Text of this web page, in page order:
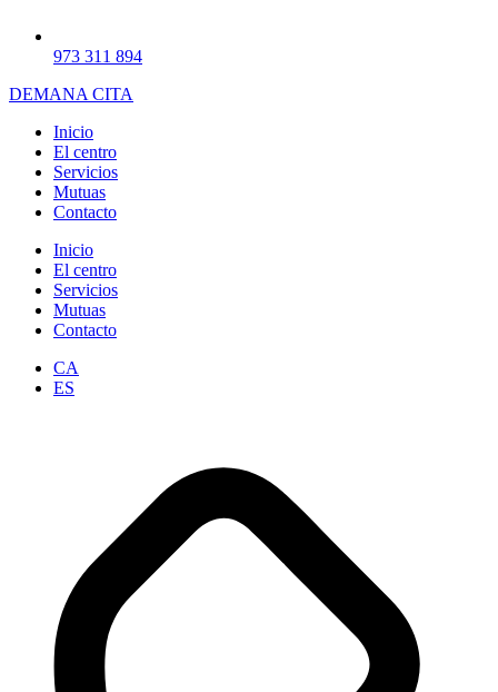
973 311 894
DEMANA CITA
Inicio
El centro
Servicios
Mutuas
Contacto
Inicio
El centro
Servicios
Mutuas
Contacto
CA
ES